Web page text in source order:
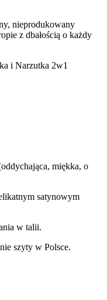
nieprodukowany
z dbałością o każdy
i Narzutka 2w1
miękka, o
satynowym
w talii.
szyty w Polsce.